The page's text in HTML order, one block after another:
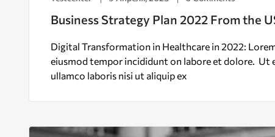
Business Strategy Plan 2022 From the
Digital Transformation in Healthcare in 2022:
eiusmod tempor incididunt on labore et dolore. Ut
ullamco laboris nisi ut aliquip ex